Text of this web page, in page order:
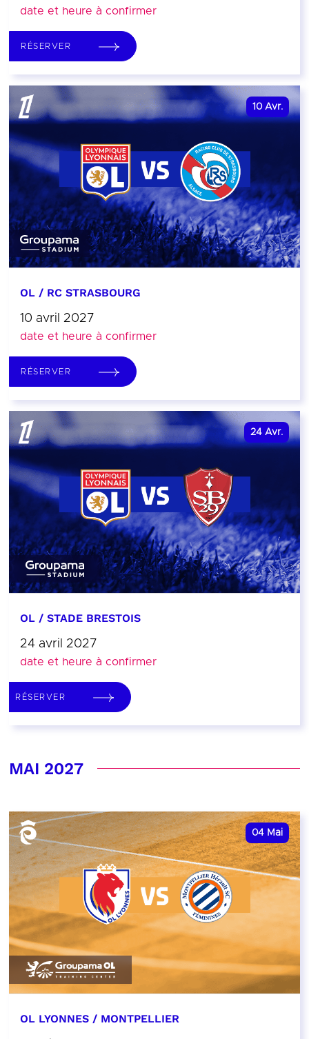
date et heure à confirmer
RÉSERVER
10 Avr.
OL / RC STRASBOURG
10 avril 2027
date et heure à confirmer
RÉSERVER
24 Avr.
OL / STADE BRESTOIS
24 avril 2027
date et heure à confirmer
RÉSERVER
MAI 2027
04 Mai
OL LYONNES / MONTPELLIER